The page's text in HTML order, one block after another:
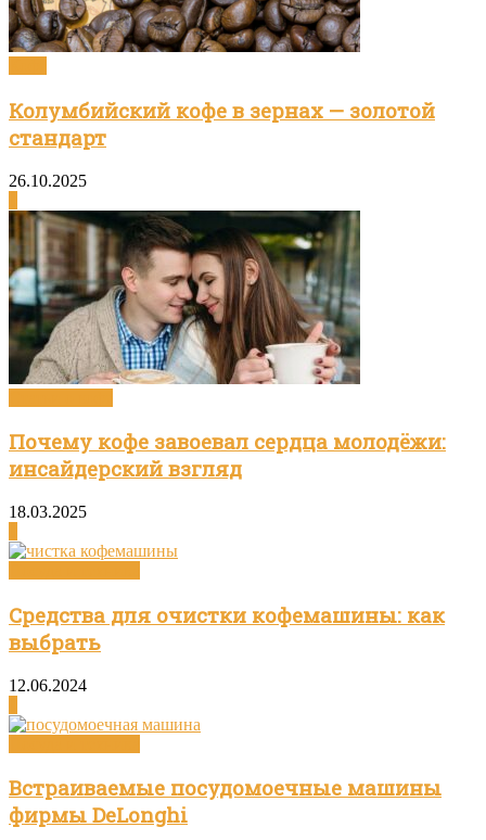
Колумбийский кофе в зернах — золотой
стандарт
26.10.2025
Почему кофе завоевал сердца молодёжи:
инсайдерский взгляд
18.03.2025
Средства для очистки кофемашины: как
выбрать
12.06.2024
Встраиваемые посудомоечные машины
фирмы DeLonghi